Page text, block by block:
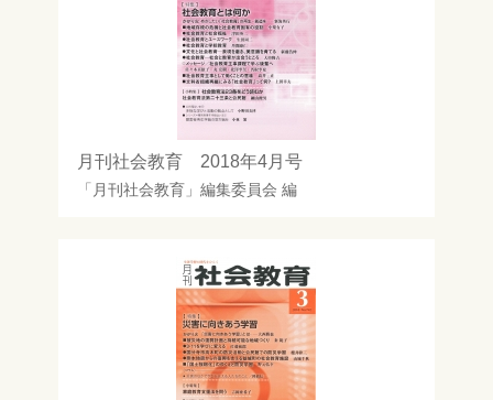
月刊社会教育 2018年4月号
「月刊社会教育」編集委員会 編